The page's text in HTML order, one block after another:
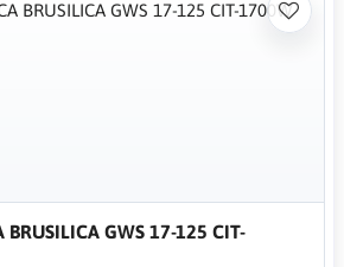
BRUSILICA GWS 17-125 CIT-